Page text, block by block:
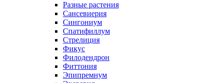
Разные растения
Сансевиерия
Сингониум
Спатифиллум
Стрелиция
Фикус
Филодендрон
Фиттония
Эпипремнум